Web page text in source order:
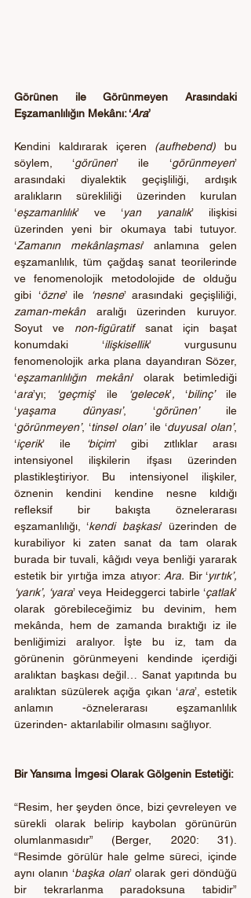
Görünen ile Görünmeyen Arasındaki
Eşzamanlılığın Mekânı: ‘Ara’
Kendini kaldırarak içeren (aufhebend) bu
söylem, ‘görünen’ ile ‘görünmeyen’
arasındaki diyalektik geçişliliği, ardışık
aralıkların sürekliliği üzerinden kurulan
‘eşzamanlılık’ ve ‘yan yanalık’ ilişkisi
üzerinden yeni bir okumaya tabi tutuyor.
‘Zamanın mekânlaşması’ anlamına gelen
eşzamanlılık, tüm çağdaş sanat teorilerinde
ve fenomenolojik metodolojide de olduğu
gibi
‘özne’ ile ‘nesne
zaman-mekân aralığı üzerinden kuruyor.
Soyut ve non-figüratif sanat için başat
konumdaki ‘ilişkisellik’ vurgusunu
fenomenolojik arka plana dayandıran Sözer,
‘eşzamanlılığın mekânı’ olarak betimlediği
‘ara’yı; ‘geçmiş’ ile ‘gelecek’, ‘bilinç’ ile
‘yaşama dünyası’, ‘görünen’ ile
‘görünmeyen’, ‘tinsel olan’ ile ‘duyusal olan’,
‘içerik’ ile ‘biçim’ gibi zıtlıklar arası
intensiyonel ilişkilerin ifşası üzerinden
plastikleştiriyor. Bu intensiyonel ilişkiler,
öznenin kendini kendine nesne kıldığı
refleksif bir bakışta öznelerarası
eşzamanlılığı, ‘kendi başkası’ üzerinden de
kurabiliyor ki zaten sanat da tam olarak
burada bir tuvali, kâğıdı veya benliği yararak
estetik bir yırtığa imza atıyor: Ara. Bir ‘yırtık’,
‘yarık’, ‘yara’ veya Heideggerci tabirle ‘çatlak’
olarak görebileceğimiz bu devinim, hem
mekânda, hem de zamanda bıraktığı iz ile
benliğimizi aralıyor. İşte bu iz, tam da
görünenin görünmeyeni kendinde içerdiği
aralıktan başkası değil… Sanat yapıtında bu
aralıktan süzülerek açığa çıkan ‘ara’, estetik
anlamın -öznelerarası eşzamanlılık
üzerinden- aktarılabilir olmasını sağlıyor.
Bir Yansıma İmgesi Olarak Gölgenin Estetiği:
“Resim, her şeyden önce, bizi çevreleyen ve
sürekli olarak belirip kaybolan görünürün
olumlanmasıdır” (Berger, 2020: 31).
“Resimde görülür hale gelme süreci, içinde
aynı olanın ‘başka olan’ olarak geri döndüğü
bir tekrarlanma paradoksuna tabidir”